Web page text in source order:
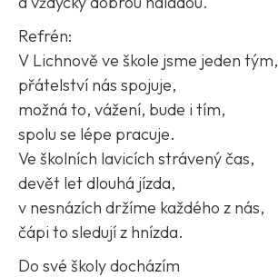
Refrén:
V Lichnově ve škole jsme jeden tým,
přátelství nás spojuje,
možná to, vážení, bude i tím,
spolu se lépe pracuje.
Ve školních lavicích strávený čas,
devět let dlouhá jízda,
v nesnázích držíme každého z nás,
čápi to sledují z hnízda.
Do své školy docházím